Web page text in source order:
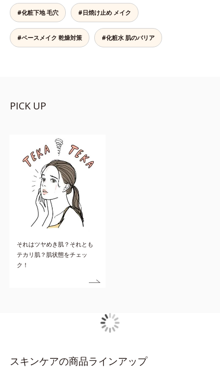
#化粧下地 毛穴 #日焼け止め メイク
#ベースメイク 乾燥対策 #化粧水 肌のバリア
PICK UP
それはツヤめき肌？それとも
テカリ肌？肌状態をチェッ
ク！
スキンケアの商品ラインアップ